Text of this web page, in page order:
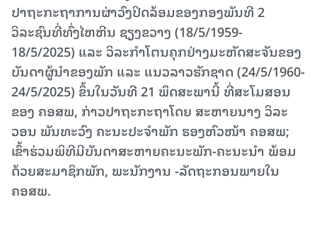
ປາຖະກະຖາການຜ່າວົງປິດລ້ອມຂອງກອງພັນທີ 2
ວິລະຊົນທີ່ທົ່ງໄຫຫີນ ຊຽງຂວາງ (18/5/1959-
18/5/2025) ແລະ ວິລະກໍາໂຕນຄຸກຢ່າງມະຫັດສະຈັນຂອງ
ບັນດາຜູ້ນໍາຂອງພັກ ແລະ ແນວລາວຮັກຊາດ (24/5/1960-
24/5/2025) ຂຶ້ນໃນວັນທີ 21 ພຶດສະພານີ້ ທີ່ສະໂມສອນ
ຂອງ ຄອສພ, ກ່າວປາຖະກະຖາໂດຍ ສະຫາຍນາງ ວິລະ
ວອນ ພັນທະວົງ ຄະນະປະຈໍາພັກ ຮອງຫົວໜ້າ ຄອສພ;
ເຂົ້າຮ່ວມພິທີມີບັນດາສະຫາຍຄະນະພັກ-ຄະນະນໍາ ພ້ອມ
ດ້ວຍສະມາຊິກພັກ, ພະນັກງານ -ລັດຖະກອນພາຍໃນ
ຄອສພ.